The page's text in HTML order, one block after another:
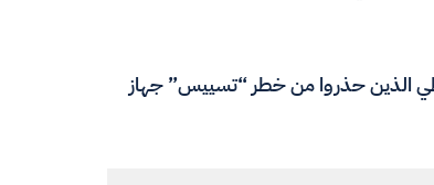
الذين حذروا من خطر “تسييس” جهاز